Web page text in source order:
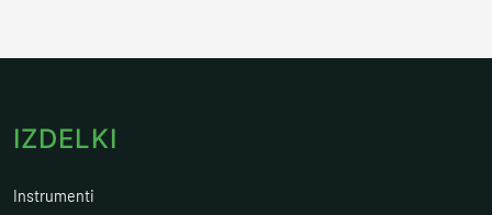
IZDELKI
Instrumenti